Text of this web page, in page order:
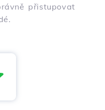
přistupovat